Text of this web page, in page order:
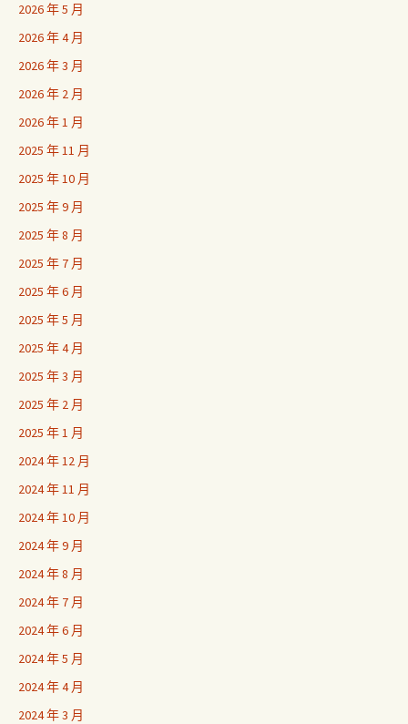
2026 年 5 月
2026 年 4 月
2026 年 3 月
2026 年 2 月
2026 年 1 月
2025 年 11 月
2025 年 10 月
2025 年 9 月
2025 年 8 月
2025 年 7 月
2025 年 6 月
2025 年 5 月
2025 年 4 月
2025 年 3 月
2025 年 2 月
2025 年 1 月
2024 年 12 月
2024 年 11 月
2024 年 10 月
2024 年 9 月
2024 年 8 月
2024 年 7 月
2024 年 6 月
2024 年 5 月
2024 年 4 月
2024 年 3 月